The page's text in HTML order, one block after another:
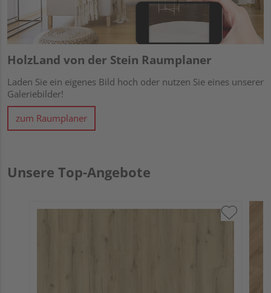
HolzLand von der Stein Raumplaner
Laden Sie ein eigenes Bild hoch oder nutzen Sie eines unserer
Galeriebilder!
zum Raumplaner
Unsere Top-Angebote